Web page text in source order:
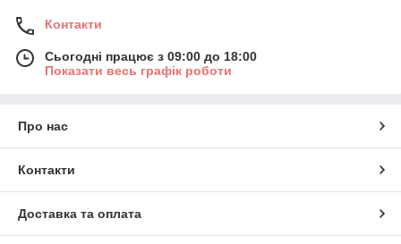
Контакти
Сьогодні працює з 09:00 до 18:00
Показати весь графік роботи
Про нас
Контакти
Доставка та оплата